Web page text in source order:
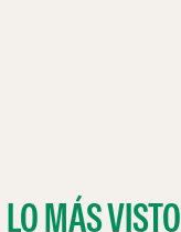
LO MÁS VISTO